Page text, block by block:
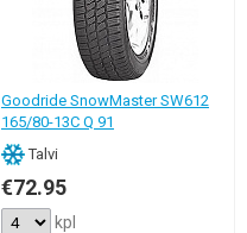
Goodride SnowMaster SW612
165/80-13C Q 91
Talvi
€72.95
kpl